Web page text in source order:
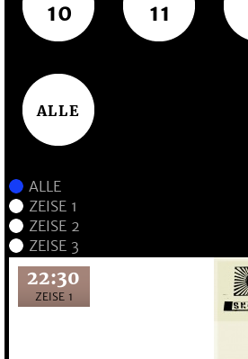
10 11
ALLE
22:30
ZEISE 1